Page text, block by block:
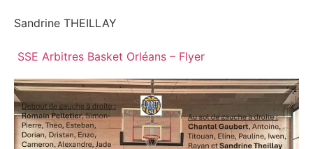
Sandrine THEILLAY
SSE Arbitres Basket Orléans – Flyer